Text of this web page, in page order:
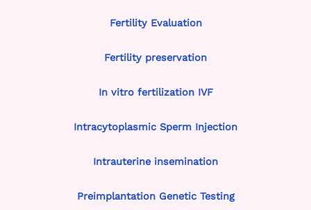
Fertility Evaluation
Fertility preservation
In vitro fertilization IVF
Intracytoplasmic Sperm Injection
Intrauterine insemination
Preimplantation Genetic Testing